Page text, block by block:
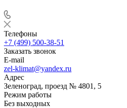
Телефоны
+7 (499) 500-38-51
Заказать звонок
E-mail
zel-klimat@yandex.ru
Адрес
Зеленоград, проезд № 4801, 5
Режим работы
Без выходных